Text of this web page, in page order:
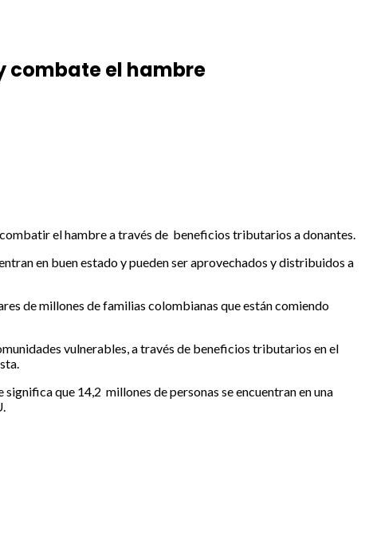
combate el hambre
el hambre a través de beneficios tributarios a donantes.
en buen estado y pueden ser aprovechados y distribuidos a
de millones de familias colombianas que están comiendo
vulnerables, a través de beneficios tributarios en el
que 14,2 millones de personas se encuentran en una